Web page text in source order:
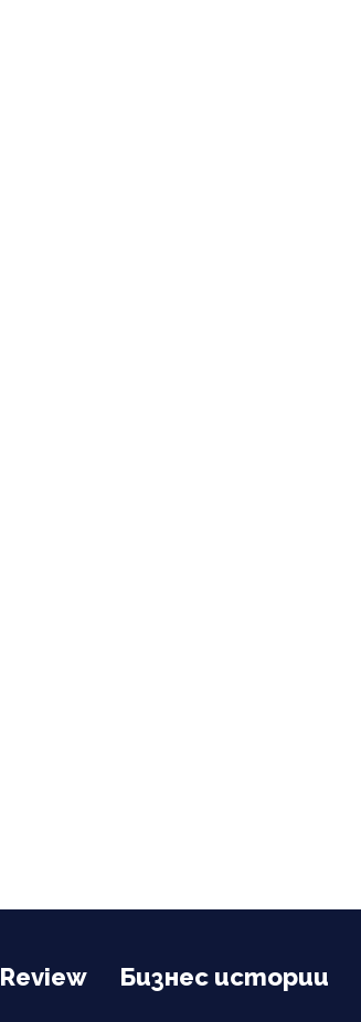
Review Бизнес истории